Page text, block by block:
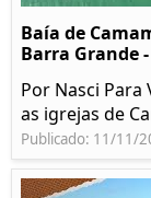
Baía de
Barra Grande
Por Nasci
as igrejas de
Publicado: 11/11/